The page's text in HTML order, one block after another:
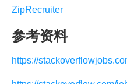
ZipRecruiter
参考资料
https://